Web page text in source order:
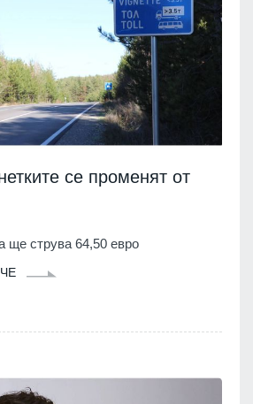
се променят от
ще струва 64,50 евро